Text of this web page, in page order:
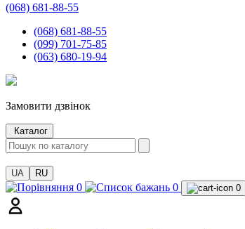
(068) 681-88-55
(068) 681-88-55
(099) 701-75-85
(063) 680-19-94
Замовити дзвінок
Каталог
UA RU
0 0 0